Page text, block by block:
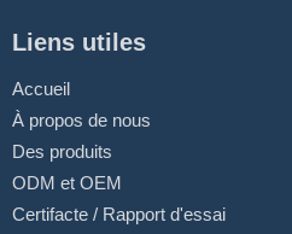
Liens utiles
Accueil
À propos de nous
Des produits
ODM et OEM
Certifacte / Rapport d'essai